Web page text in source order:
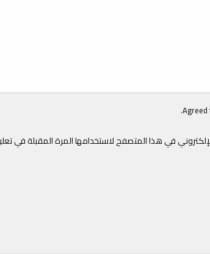
في هذا المتصفح لاستخدامها المرة المقبلة في